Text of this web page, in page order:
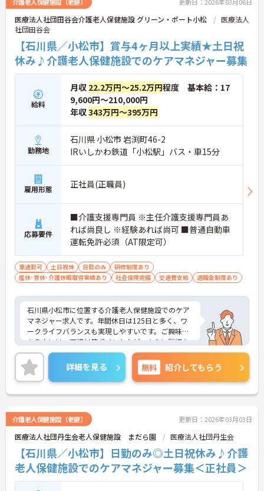
介護老人保健施設（老健） 更新日：2026年03月06日
医療法人社団田谷会介護老人保健施設 グリーン・ポート小松
医療法人
社団田谷会
【石川県／小松市】賞与4ヶ月以上実績★土日祝
休み♪介護老人保健施設でのケアマネジャー募集
給料
月収 22.2万円～25.2万円程度 基本給：17
9,600円～210,000円
年収343万円～395万円
勤務地
石川県 小松市 岩渕町46-2
IRいしかわ鉄道「小松駅」バス・車15分
雇用形態 正社員(正職員)
応募要件
■介護支援専門員 ※主任介護支援専門員あ
れば尚良し ※経験あれば尚可 ■普通自動車
運転免許必須（AT限定可）
車通勤可 土日祝休 日勤のみ
研修制度あり
産休･育休･介護休暇取得実績あり
社会保険完備 交通費支給 退職金制度あり
石川県小松市に位置する介護老人保健施設でのケア
マネジャー求人です。年間休日は125日と多く、ワ
ークライフバランスも実現しやすいです。ご興味の
ある方には、面接対策ポイントなど、さらに詳細を
お話しいたしますのでお気軽にご相談ください！
詳細を見る 無料 紹介してもらう
介護老人保健施設（老健） 更新日：2026年03月03日
医療法人社団丹生会老人保健施設 まだら園 医療法人社団丹生会
【石川県／小松市】日勤のみ◎土日祝休み♪介護
老人保健施設でのケアマネジャー募集＜正社員＞